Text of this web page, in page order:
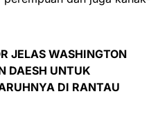
JELAS WASHINGTON
DAESH UNTUK
DI RANTAU